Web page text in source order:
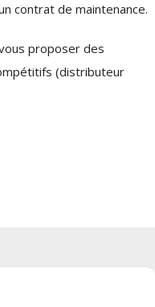
contrat de maintenance.
proposer des
(distributeur